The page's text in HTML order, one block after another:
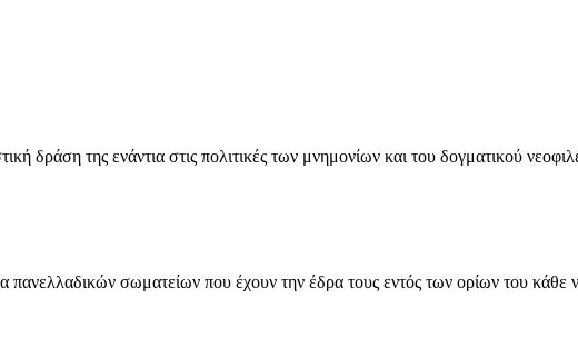
της ενάντια στις πολιτικές των μνημονίων και του δογματικού
πανελλαδικών σωματείων που έχουν την έδρα τους εντός των ορίων του κάθε